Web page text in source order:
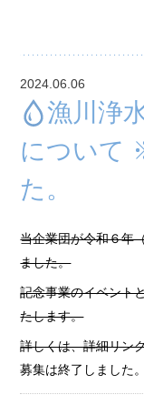
2024.06.06
漁川浄
について
た。
当企業団が令和６年
ました。
記念事業のイベント
たします。
詳しくは、詳細リン
募集は終了しました。